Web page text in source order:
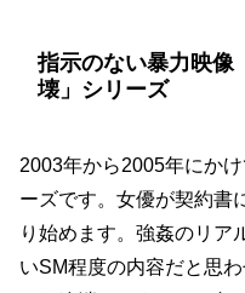
指示のない暴力映像
壊」シリーズ
2003年から2005年にか
ーズです。女優が契約書
り始めます。強姦のリア
いSM程度の内容だと思